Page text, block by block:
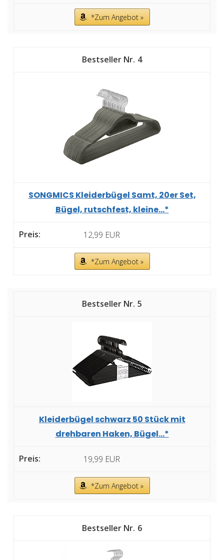
*Zum Angebot »
4
SONGMICS Kleiderbügel Samt, 20er Set,
Bügel, rutschfest, kleine...*
12,99 EUR
*Zum Angebot »
5
Kleiderbügel schwarz 50 Stück mit
drehbaren Haken, Bügel...*
19,99 EUR
*Zum Angebot »
6